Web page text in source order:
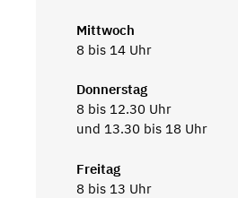
Mittwoch
8 bis 14 Uhr
Donnerstag
8 bis 12.30 Uhr
und 13.30 bis 18 Uhr
Freitag
8 bis 13 Uhr